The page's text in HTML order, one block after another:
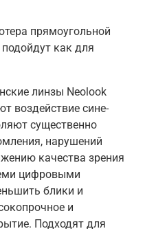
прямоугольной
как для
линзы Neolook
воздействие сине-
существенно
нарушений
качества зрения
цифровыми
блики и
и
Подходят для